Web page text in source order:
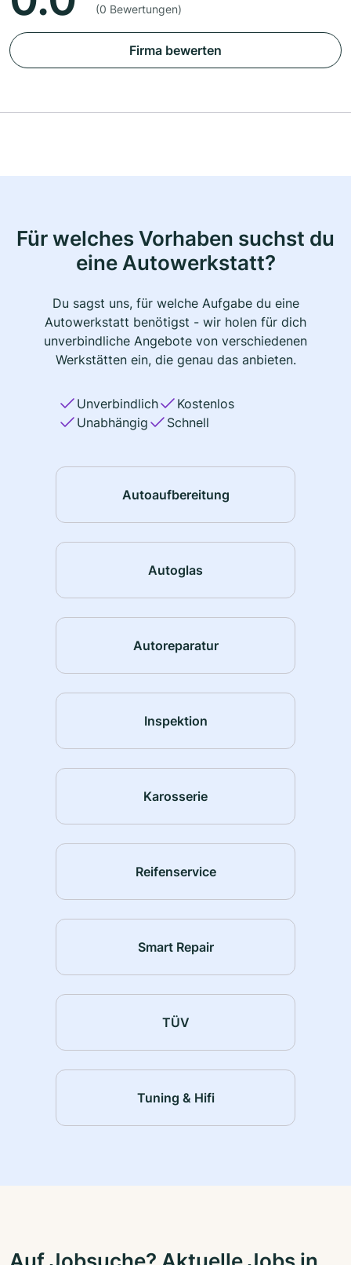
(0 Bewertungen)
Firma bewerten
Für welches Vorhaben suchst du
eine Autowerkstatt?
Du sagst uns, für welche Aufgabe du eine
Autowerkstatt benötigst - wir holen für dich
unverbindliche Angebote von verschiedenen
Werkstätten ein, die genau das anbieten.
Unverbindlich
Kostenlos
Unabhängig
Schnell
Autoaufbereitung
Autoglas
Autoreparatur
Inspektion
Karosserie
Reifenservice
Smart Repair
TÜV
Tuning & Hifi